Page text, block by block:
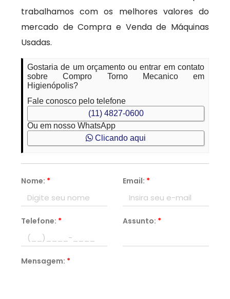
trabalhamos com os melhores valores do
mercado de Compra e Venda de Máquinas
Usadas.
Gostaria de um orçamento ou entrar em contato
sobre Compro Torno Mecanico em
Higienópolis?
Fale conosco pelo telefone
(11) 4827-0600
Ou em nosso WhatsApp
Clicando aqui
Nome: * Email: *
Telefone: * Assunto: *
Mensagem: *